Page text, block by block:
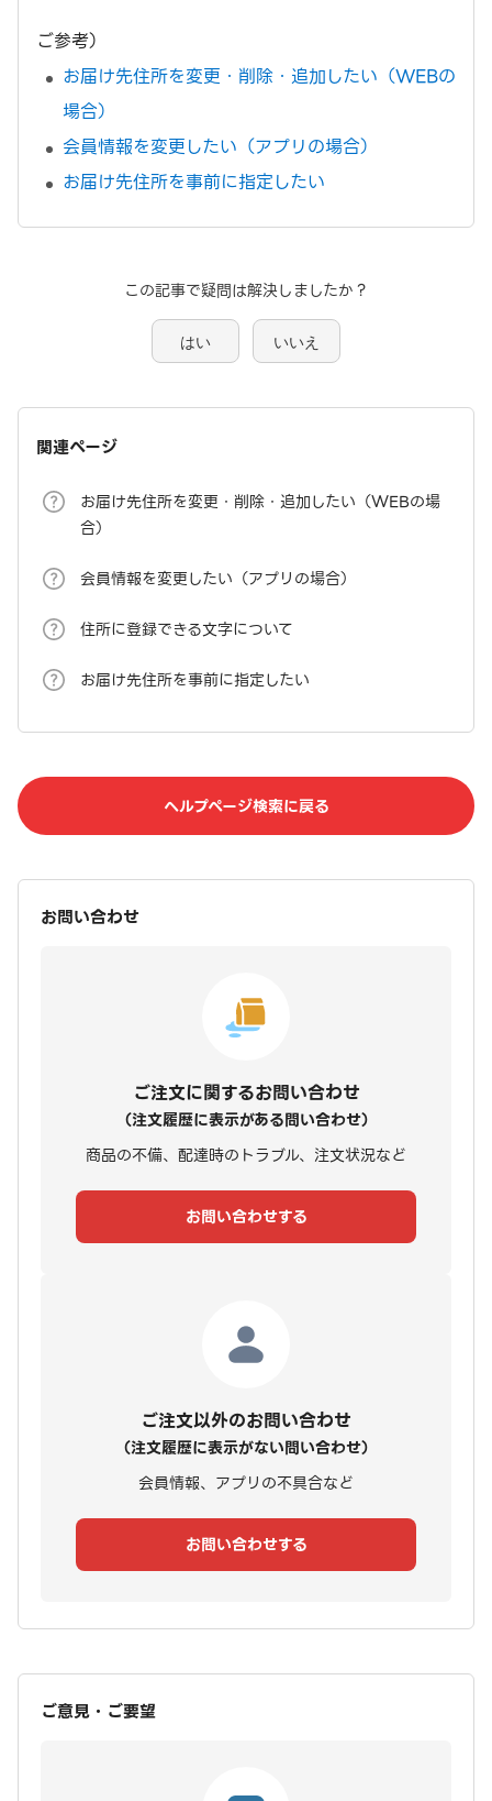
ご参考）
お届け先住所を変更・削除・追加したい（WEBの
場合）
会員情報を変更したい（アプリの場合）
お届け先住所を事前に指定したい
この記事で疑問は解決しましたか？
はい いいえ
関連ページ
お届け先住所を変更・削除・追加したい（WEBの場
合）
会員情報を変更したい（アプリの場合）
住所に登録できる文字について
お届け先住所を事前に指定したい
ヘルプページ検索に戻る
お問い合わせ
ご注文に関するお問い合わせ
（注文履歴に表示がある問い合わせ）
商品の不備、配達時のトラブル、注文状況など
お問い合わせする
ご注文以外のお問い合わせ
（注文履歴に表示がない問い合わせ）
会員情報、アプリの不具合など
お問い合わせする
ご意見・ご要望